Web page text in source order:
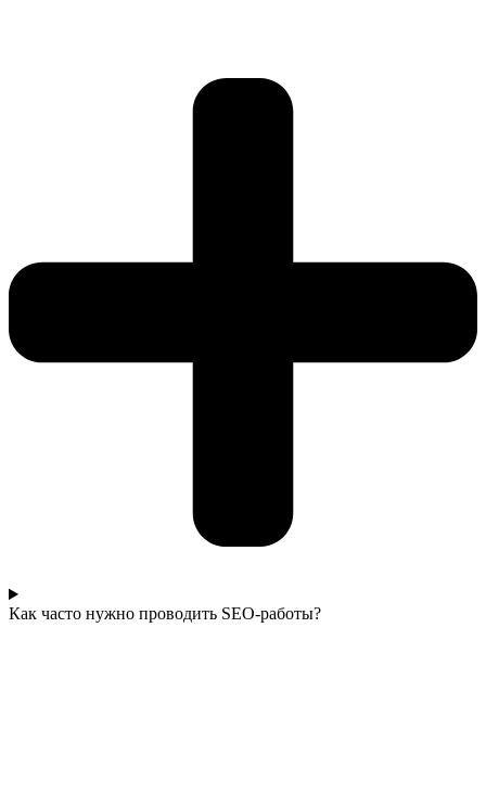
Как часто нужно проводить SEO-работы?